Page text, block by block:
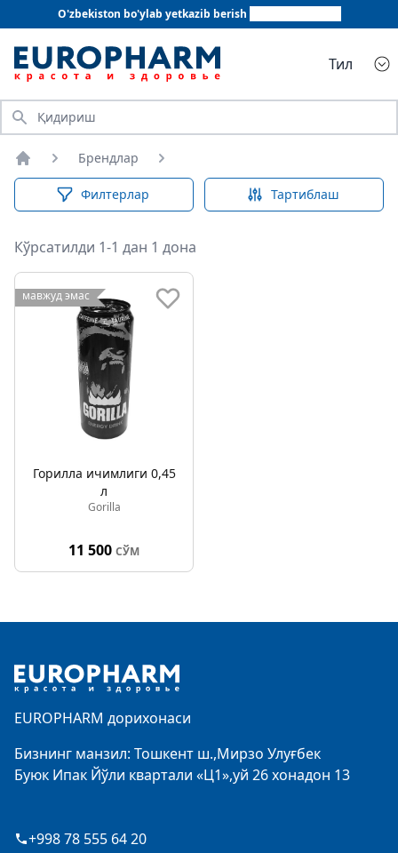
O'zbekiston bo'ylab yetkazib berish
Тил
Қидириш
Бош саҳифа
Брендлар
Филтерлар Тартиблаш
Кўрсатилди 1-1 дан 1 дона
мавжуд эмас
Горилла ичимлиги 0,45
л
Gorilla
11 500 СЎМ
EUROPHARM дорихонаси
Бизнинг манзил: Тошкент ш.,Мирзо Улуғбек
Буюк Ипак Йўли квартали «Ц1»,уй 26 хонадон 13
+998 78 555 64 20